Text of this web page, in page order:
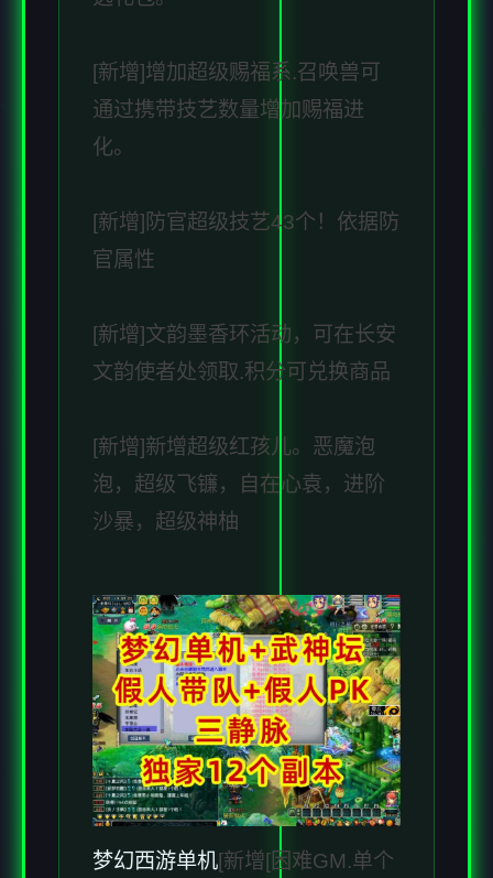
[新增]增加超级赐福系.召唤兽可
通过携带技艺数量增加赐福进
化。
[新增]防官超级技艺43个！依据防
官属性
[新增]文韵墨香环活动，可在长安
文韵使者处领取.积分可兑换商品
[新增]新增超级红孩儿。恶魔泡
泡，超级飞镰，自在心袁，进阶
沙暴，超级神柚
梦幻西游单机[新增[困难GM.单个